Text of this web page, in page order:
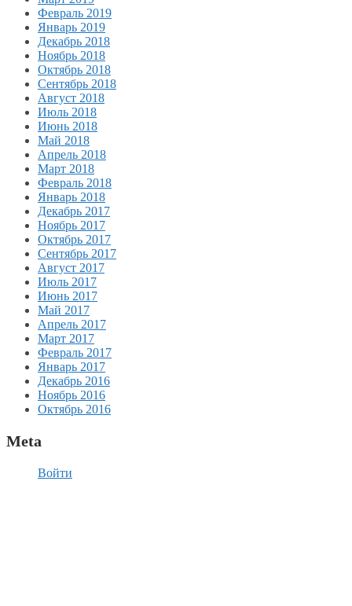
Февраль 2019
Январь 2019
Декабрь 2018
Ноябрь 2018
Октябрь 2018
Сентябрь 2018
Август 2018
Июль 2018
Июнь 2018
Май 2018
Апрель 2018
Март 2018
Февраль 2018
Январь 2018
Декабрь 2017
Ноябрь 2017
Октябрь 2017
Сентябрь 2017
Август 2017
Июль 2017
Июнь 2017
Май 2017
Апрель 2017
Март 2017
Февраль 2017
Январь 2017
Декабрь 2016
Ноябрь 2016
Октябрь 2016
Meta
Войти